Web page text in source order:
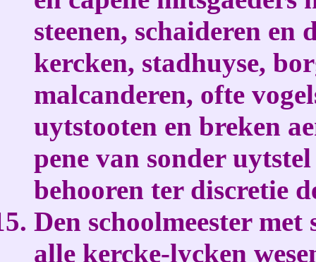
steenen, schaideren en
kercken, stadhuyse,
malcanderen, ofte
uytstooten en breken
pene van sonder
behooren ter discretie
Den schoolmeester
alle kercke-lycken